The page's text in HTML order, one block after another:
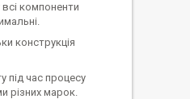
компоненти
конструкція
під час процесу
різних марок.